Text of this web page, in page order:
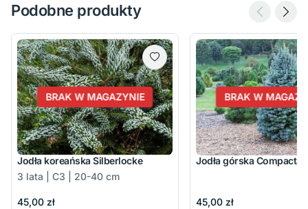
Podobne produkty
BRAK W MAGAZYNIE
Jodła koreańska Silberlocke
3 lata | C3 | 20-40 cm
45,00 zł
BRAK W
Jodła górska Compacta
45,00 zł